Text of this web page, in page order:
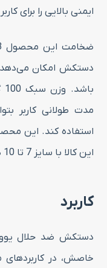
ایمنی بالایی را برای
دستکش امکان می‌دهد
مدت طولانی کاربر
استفاده کند. این
این کالا با سایز 7 تا 10 در سرزمین ابزار موجود است.
کاربرد
خاصش، در کاربردهای